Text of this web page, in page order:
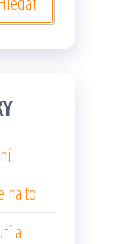
na to
a